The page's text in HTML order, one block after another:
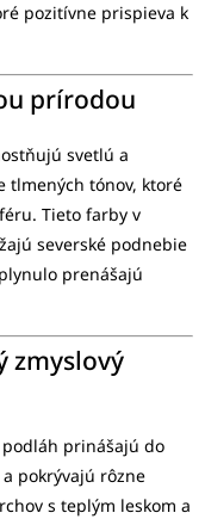
pozitívne prispieva k
prírodou
svetlú a
tlmených tónov, ktoré
Tieto farby v
severské podnebie
prenášajú
zmyslový
podláh prinášajú do
pokrývajú rôzne
s teplým leskom a